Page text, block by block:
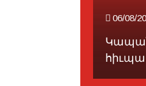
06/08/